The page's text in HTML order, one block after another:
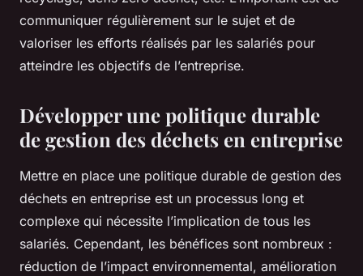
communiquer régulièrement sur le sujet et de
valoriser les efforts réalisés par les salariés pour
atteindre les objectifs de l’entreprise.
Développer une politique durable
de gestion des déchets en entreprise
Mettre en place une politique durable de gestion des
déchets en entreprise est un processus long et
complexe qui nécessite l’implication de tous les
salariés. Cependant, les bénéfices sont nombreux :
réduction de l’impact environnemental, amélioration